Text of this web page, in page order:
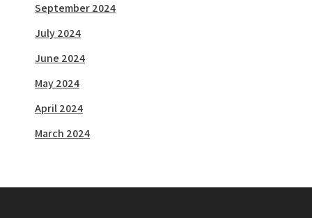
September 2024
July 2024
June 2024
May 2024
April 2024
March 2024